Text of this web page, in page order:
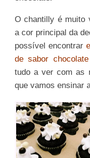
O chantilly é muito
a cor principal da
possível encontrar
de sabor
tudo a ver com as
que vamos ensinar